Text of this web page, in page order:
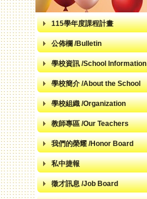
115學年度課程計畫
公佈欄 /Bulletin
學校資訊 /School Information
學校簡介 /About the School
學校組織 /Organization
教師專區 /Our Teachers
我們的榮耀 /Honor Board
私中捷報
徵才訊息 /Job Board